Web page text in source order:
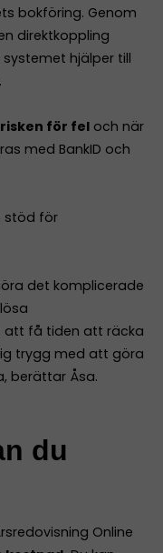
bokföring. Genom
direktkoppling
hjälper till
för fel och när
med BankID och
stöd för
det komplicerade
att få tiden att räcka
trygg med att göra
berättar Åsa.
du
Online